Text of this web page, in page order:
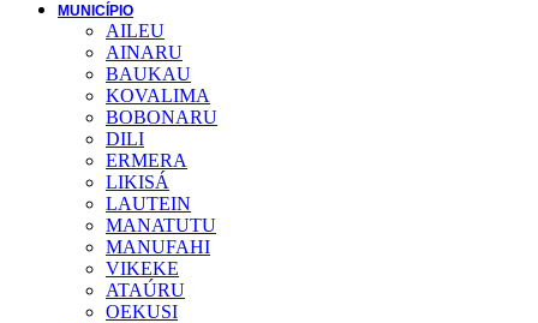
MUNICÍPIO
AILEU
AINARU
BAUKAU
KOVALIMA
BOBONARU
DILI
ERMERA
LIKISÁ
LAUTEIN
MANATUTU
MANUFAHI
VIKEKE
ATAÚRU
OEKUSI